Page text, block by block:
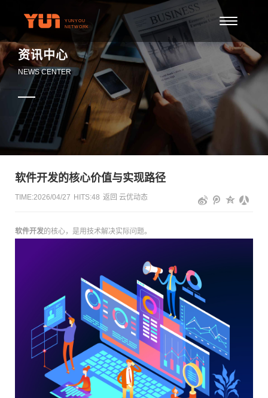
资讯中心
NEWS CENTER
软件开发的核心价值与实现路径
TIME:2026/04/27 HITS:48 返回 云优动态
软件开发的核心，是用技术解决实际问题。